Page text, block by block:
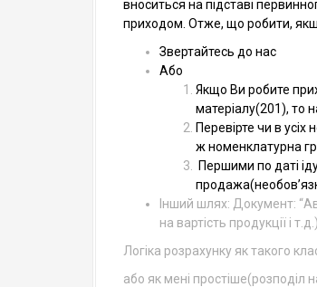
вноситься на підставі
приходом. Отже, що робити,
Звертайтесь до нас
Або
Якщо Ви робите
матеріалу(201), то
Перевірте чи в
ж номенклатурна
Першими по даті
Інший шлях: Документ:
на вартість продукції і т.д.)
Логіка розрахунку як такого
або як мені простіше(розподіл